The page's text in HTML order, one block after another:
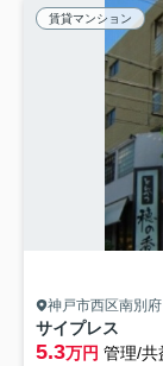
賃貸マンション
神戸市西区南別府
サイプレス
5.3万円 管理/共